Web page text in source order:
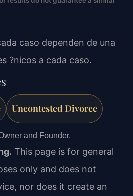
caso dependen de una
?nicos a cada caso.
Uncontested Divorce
and Founder.
This page is for general
only and does not
nor does it create an